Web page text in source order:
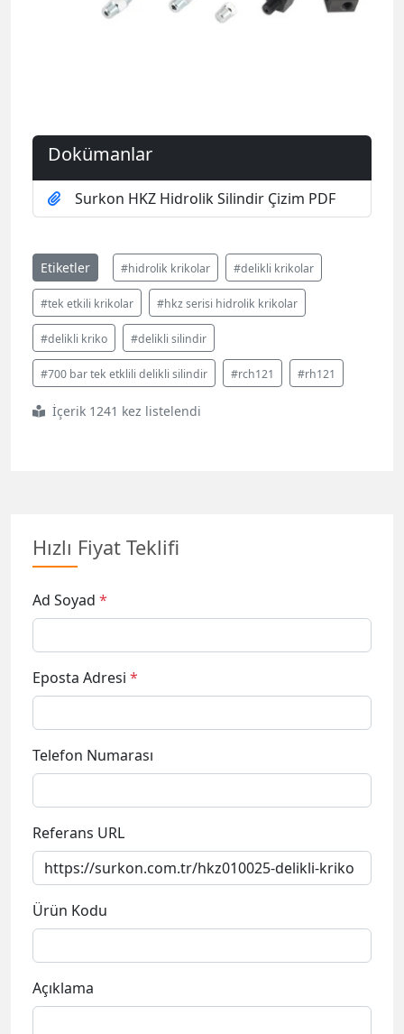
Dokümanlar
Surkon HKZ Hidrolik Silindir Çizim PDF
Etiketler #hidrolik krikolar #delikli krikolar
#tek etkili krikolar #hkz serisi hidrolik krikolar
#delikli kriko #delikli silindir
#700 bar tek etklili delikli silindir #rch121 #rh121
İçerik 1241 kez listelendi
Hızlı Fiyat Teklifi
Ad Soyad *
Eposta Adresi *
Telefon Numarası
Referans URL
Ürün Kodu
Açıklama